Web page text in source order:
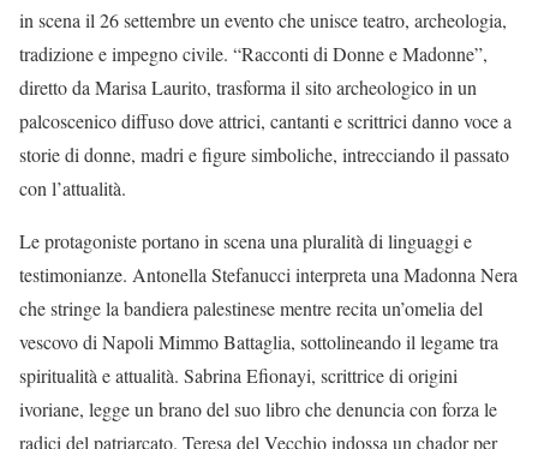
in scena il 26 settembre un evento che unisce teatro, archeologia,
tradizione e impegno civile. “Racconti di Donne e Madonne”,
diretto da Marisa Laurito, trasforma il sito archeologico in un
palcoscenico diffuso dove attrici, cantanti e scrittrici danno voce a
storie di donne, madri e figure simboliche, intrecciando il passato
con l’attualità.
Le protagoniste portano in scena una pluralità di linguaggi e
testimonianze. Antonella Stefanucci interpreta una Madonna Nera
che stringe la bandiera palestinese mentre recita un’omelia del
vescovo di Napoli Mimmo Battaglia, sottolineando il legame tra
spiritualità e attualità. Sabrina Efionayi, scrittrice di origini
ivoriane, legge un brano del suo libro che denuncia con forza le
radici del patriarcato. Teresa del Vecchio indossa un chador per